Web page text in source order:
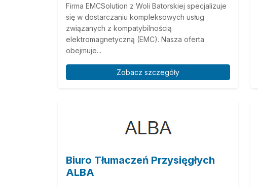
Firma EMCSolution z Woli Batorskiej specjalizuje
się w dostarczaniu kompleksowych usług
związanych z kompatybilnością
elektromagnetyczną (EMC). Nasza oferta
obejmuje...
Zobacz szczegóły
Biuro Tłumaczeń Przysięgłych
ALBA